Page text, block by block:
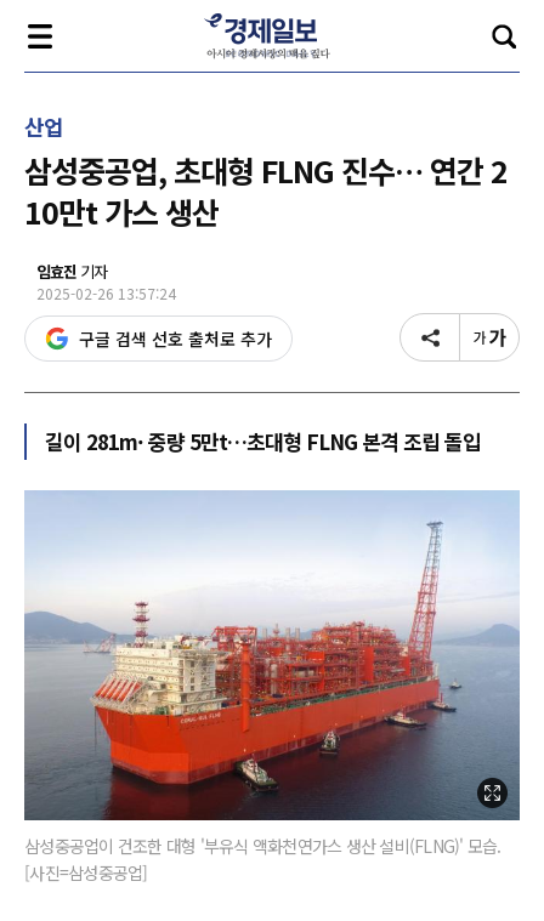
산업
삼성중공업, 초대형 FLNG 진수… 연간 2
10만t 가스 생산
임효진 기자
2025-02-26 13:57:24
구글 검색 선호 출처로 추가
길이 281m· 중량 5만t…초대형 FLNG 본격 조립 돌입
삼성중공업이 건조한 대형 '부유식 액화천연가스 생산 설비(FLNG)' 모습.
[사진=삼성중공업]